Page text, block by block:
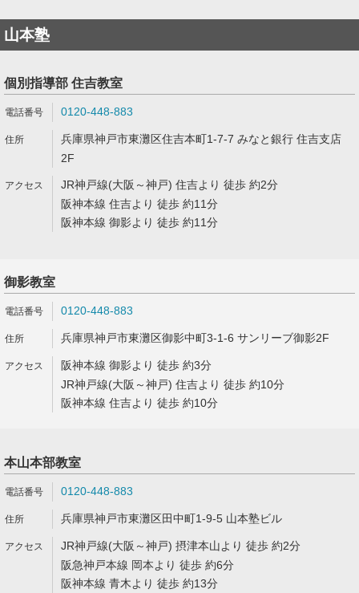
山本塾
個別指導部 住吉教室
0120-448-883
兵庫県神戸市東灘区住吉本町1-7-7 みなと銀行 住吉支店
2F
JR神戸線(大阪～神戸) 住吉より 徒歩 約2分
阪神本線 住吉より 徒歩 約11分
阪神本線 御影より 徒歩 約11分
御影教室
0120-448-883
兵庫県神戸市東灘区御影中町3-1-6 サンリーブ御影2F
阪神本線 御影より 徒歩 約3分
JR神戸線(大阪～神戸) 住吉より 徒歩 約10分
阪神本線 住吉より 徒歩 約10分
本山本部教室
0120-448-883
兵庫県神戸市東灘区田中町1-9-5 山本塾ビル
JR神戸線(大阪～神戸) 摂津本山より 徒歩 約2分
阪急神戸本線 岡本より 徒歩 約6分
阪神本線 青木より 徒歩 約13分